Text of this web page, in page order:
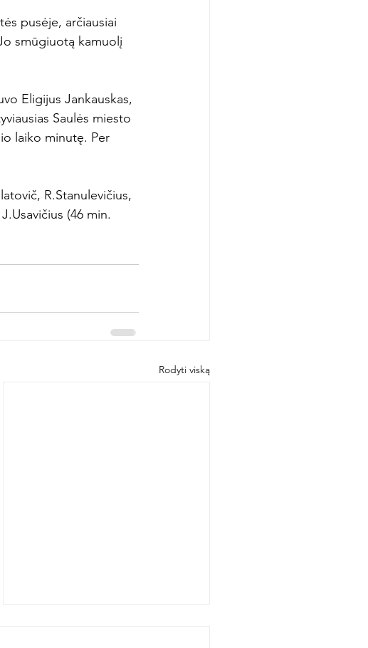
pusėje, arčiausiai
smūgiuotą kamuolį
Eligijus Jankauskas,
Saulės miesto
laiko minutę. Per
R.Stanulevičius,
(46 min.
Rodyti viską